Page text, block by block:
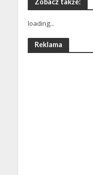
Zobacz także:
loading...
Reklama